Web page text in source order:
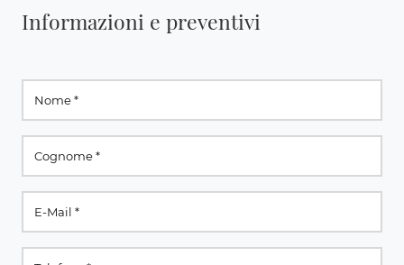
Informazioni e preventivi